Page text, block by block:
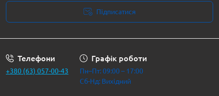
Підписатися
Телефони
+380 (63) 057-00-43
Графік роботи
Пн–Пт: 09:00 – 17:00
Сб-Нд: Вихідний